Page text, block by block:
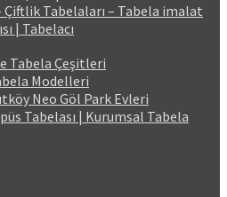
Çiftlik Tabelaları – Tabela imalat
| Tabelacı
Tabela Çeşitleri
Modelleri
Neo Göl Park Evleri
Tabelası | Kurumsal Tabela